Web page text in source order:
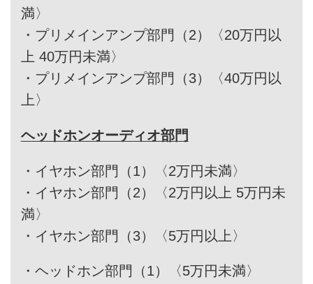
満〉
・ プリメインアンプ部門（2）〈20万円以
上 40万円未満〉
・ プリメインアンプ部門（3）〈40万円以
上〉
ヘッドホンオーディオ部門
・ イヤホン部門（1）〈2万円未満〉
・ イヤホン部門（2）〈2万円以上 5万円未
満〉
・ イヤホン部門（3）〈5万円以上〉
・ ヘッドホン部門（1）〈5万円未満〉